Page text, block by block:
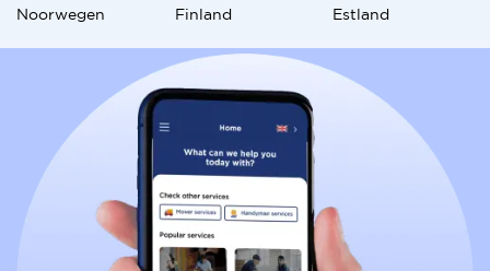
Noorwegen
Finland
Estland